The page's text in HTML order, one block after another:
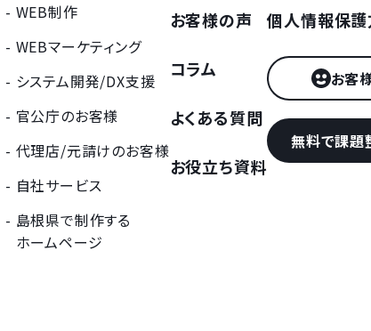
WEB制作
WEBマーケティング
システム開発/DX支援
官公庁のお客様
代理店/元請けのお客様
自社サービス
島根県で制作する
ホームページ
お客様の声
コラム
よくある質問
お役立ち資料
個人情報保
お客
無料で課題